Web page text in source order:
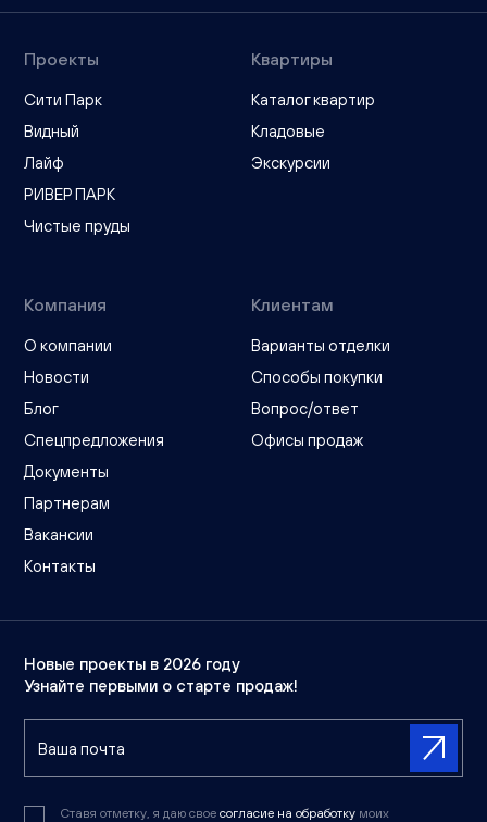
Проекты
Сити Парк
Видный
Лайф
РИВЕР ПАРК
Чистые пруды
Квартиры
Каталог квартир
Кладовые
Экскурсии
Компания
О компании
Новости
Блог
Спецпредложения
Документы
Партнерам
Вакансии
Контакты
Клиентам
Варианты отделки
Способы покупки
Вопрос/ответ
Офисы продаж
Новые проекты в 2026 году
Узнайте первыми о старте продаж!
Ставя отметку, я даю свое согласие на обработку моих